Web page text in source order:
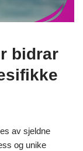
bidrar
av sjeldne
og unike